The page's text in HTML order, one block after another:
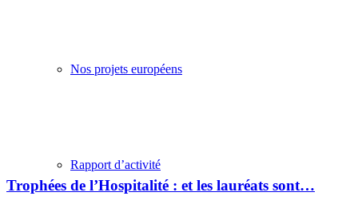
Nos projets européens
Rapport d’activité
Trophées de l’Hospitalité : et les lauréats sont…